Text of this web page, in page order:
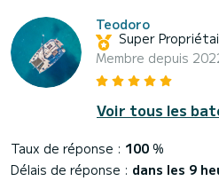
Teodoro
Super
Membre depuis
Voir tous les
Taux de réponse : 100 %
Délais de réponse : dans les 9